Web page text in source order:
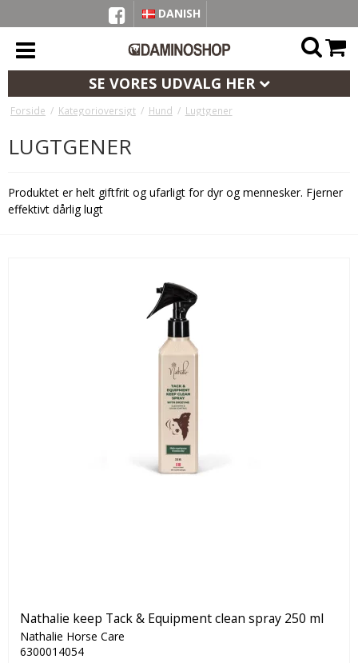
DANISH
SE VORES UDVALG HER
Forside / Kategorioversigt / Hund / Lugtgener
LUGTGENER
Produktet er helt giftfrit og ufarligt for dyr og mennesker. Fjerner
effektivt dårlig lugt
Nathalie keep Tack & Equipment clean spray 250 ml
Nathalie Horse Care
6300014054